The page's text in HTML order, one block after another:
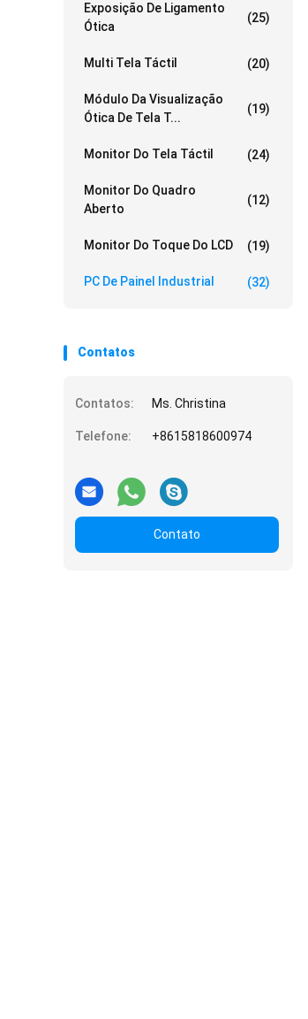
Exposição De Ligamento
Ótica
(25)
Multi Tela Táctil (20)
Módulo Da Visualização
Ótica De Tela T...
(19)
Monitor Do Tela Táctil (24)
Monitor Do Quadro
Aberto
(12)
Monitor Do Toque Do LCD (19)
PC De Painel Industrial (32)
Contatos
Contatos: Ms. Christina
Telefone: +8615818600974
Contato